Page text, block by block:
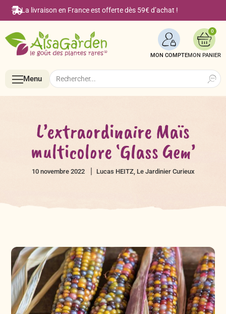
La livraison en France est offerte dès 59€ d’achat !
MON COMPTE
0
Menu
Accueil
Légumes & Potagères
Aromatiques & Comestibles
Jardinage au naturel
Découvertes végétales
Notre philosophie
Ateliers & Evènements
Search
for:
L’extraordinaire Maïs
multicolore ‘Glass Gem’
10 novembre 2022 Lucas HEITZ, Le Jardinier Curieux